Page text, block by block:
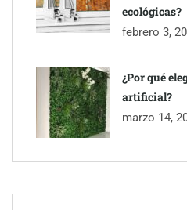
ecológicas?
febrero 3,
¿Por qué
artificial?
marzo 14,